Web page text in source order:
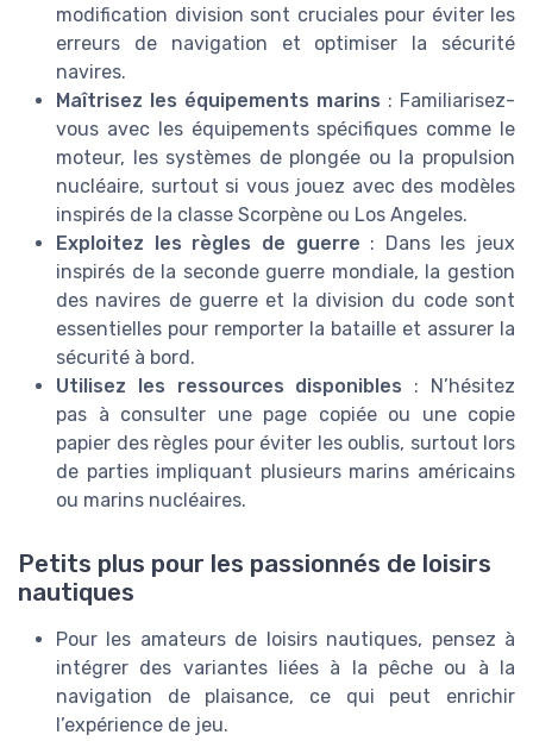
modification division sont cruciales pour éviter les
erreurs de navigation et optimiser la sécurité
navires.
Maîtrisez les équipements marins : Familiarisez-
vous avec les équipements spécifiques comme le
moteur, les systèmes de plongée ou la propulsion
nucléaire, surtout si vous jouez avec des modèles
inspirés de la classe Scorpène ou Los Angeles.
Exploitez les règles de guerre : Dans les jeux
inspirés de la seconde guerre mondiale, la gestion
des navires de guerre et la division du code sont
essentielles pour remporter la bataille et assurer la
sécurité à bord.
Utilisez les ressources disponibles : N’hésitez
pas à consulter une page copiée ou une copie
papier des règles pour éviter les oublis, surtout lors
de parties impliquant plusieurs marins américains
ou marins nucléaires.
Petits plus pour les passionnés de loisirs
nautiques
Pour les amateurs de loisirs nautiques, pensez à
intégrer des variantes liées à la pêche ou à la
navigation de plaisance, ce qui peut enrichir
l’expérience de jeu.